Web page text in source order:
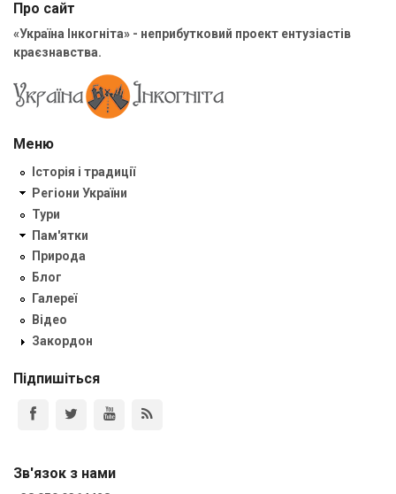
Про сайт
«Україна Інкогніта» - неприбутковий проект ентузіастів
краєзнавства.
Меню
Історія і традиції
Регіони України
Тури
Пам'ятки
Природа
Блог
Галереї
Відео
Закордон
Підпишіться
Зв'язок з нами